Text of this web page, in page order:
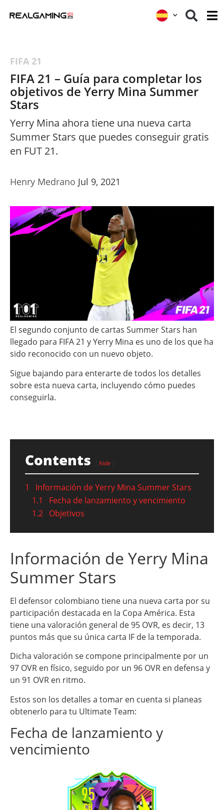
FIFA 21
FIFA 21 – Guía para completar los
objetivos de Yerry Mina Summer
Stars
Yerry Mina ahora tiene una nueva carta
Summer Stars que puedes conseguir gratis
en FUT 21.
Henry Medrano Jul 9, 2021
El segundo conjunto de cartas Summer Stars han
llegado para FIFA 21 y Yerry Mina es uno de los que ha
sido reconocido con un nuevo objeto.
Sigue bajando para enterarte de todos los detalles
sobre esta nueva carta, incluyendo cómo puedes
conseguirla.
Contents hide
1
Información de Yerry Mina Summer Stars
1.1
Fecha de lanzamiento y vencimiento
1.2 Objetivos
Información de Yerry Mina
Summer Stars
El defensor colombiano tiene una nueva carta por su
participación destacada en la Copa América. Esta
tiene una valoración general de 95 OVR, es decir, 13
puntos más que su única carta IF de la temporada.
Dicha valoración se compone principalmente por un
97 OVR en físico, seguido por un 96 OVR en defensa y
un 91 OVR en ritmo.
Estos son los detalles a tomar en cuenta si planeas
obtenerlo para tu Ultimate Team:
Fecha de lanzamiento y
vencimiento